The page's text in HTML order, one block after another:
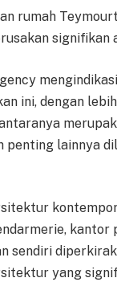
rumah
signifikan
ini, dengan
penting lainnya
kantor
sendiri
yang